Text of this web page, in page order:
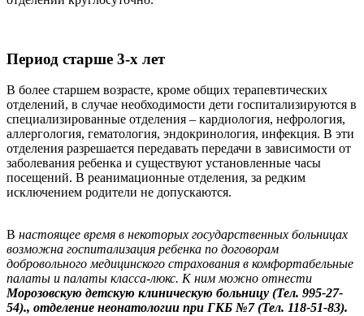
Период старше 3-х лет
В более старшем возрасте, кроме общих терапевтических
отделений, в случае необходимости дети госпитализируются в
специализированные отделения – кардиология, нефрология,
аллергология, гематология, эндокринология, инфекция. В эти
отделения разрешается передавать передачи в зависимости от
заболевания ребенка и существуют установленные часы
посещений. В реанимационные отделения, за редким
исключением родители не допускаются.
В настоящее время в некоторых государственных больницах
возможна госпитализация ребенка по договорам
добровольного медицинского страхования в комфортабельные
палаты и палаты класса-люкс. К ним можно отнести
Морозовскую детскую клиническую больницу (Тел. 995-27-
54)., отделение неонатологии при ГКБ №7 (Тел. 118-51-83).